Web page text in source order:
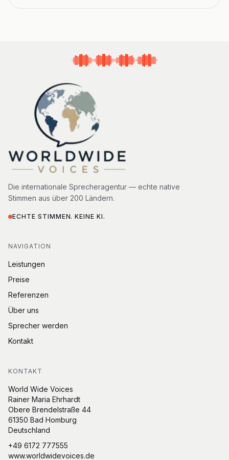
Die internationale Sprecheragentur — echte native
Stimmen aus über 200 Ländern.
ECHTE STIMMEN. KEINE KI.
NAVIGATION
Leistungen
Preise
Referenzen
Über uns
Sprecher werden
Kontakt
KONTAKT
World Wide Voices
Rainer Maria Ehrhardt
Obere Brendelstraße 44
61350 Bad Homburg
Deutschland
+49 6172 777555
www.worldwidevoices.de